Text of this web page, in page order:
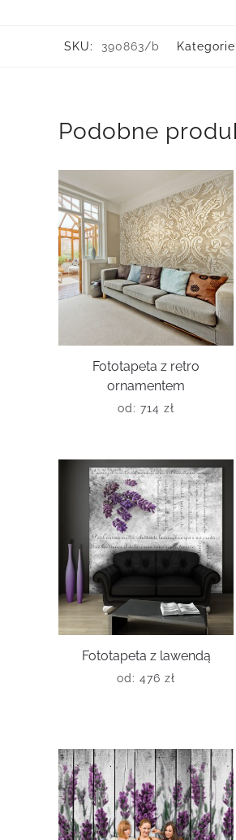
SKU: 390863/b Kategorie:
Podobne
Fototapeta z retro
ornamentem
od: 714 zł
Fototapeta z lawendą
od: 476 zł